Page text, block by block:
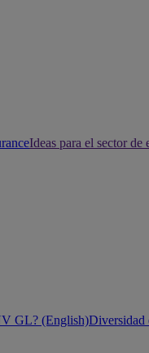
Ideas para el sector de
GL? (English)Diversidad